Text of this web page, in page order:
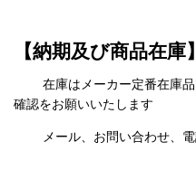
【納期及び商品在庫】
在庫はメーカー定番在庫品
確認をお願いいたします
メール、お問い合わせ、電